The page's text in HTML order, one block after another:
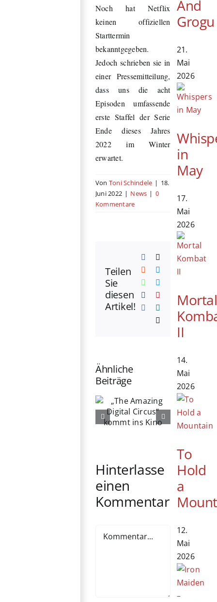
Noch hat Netflix
keinen offiziellen
Starttermin
bekanntgegeben.
Jedoch schrieben sie in
einer Pressemitteilung,
dass uns die acht
Episoden umfassende
erste Staffel der Serie
Ende dieses Jahres
2022 im Winter
erwartet.
Von Toni Schindele | 18.
Juni 2022 | News | 0
Kommentare
Teilen
Sie
diesen
Artikel!
Facebook
Reddit LinkedIn
WhatsApp
TumblrPinterest
Ähnliche
Beiträge
76. Berlinale
eröffnet:
Michelle
Ehrenbären
Hinterlasse
einen
Kommentar
And
Grogu
21.
Mai
2026
in
May
17.
Mai
2026
Mortal
II
14.
Mai
2026
To
Hold
a
12.
Mai
2026